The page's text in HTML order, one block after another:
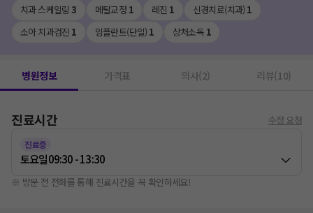
치과 스케일링 3 메탈교정 1 레진 1 신경치료(치과) 1
소아 치과검진 1 임플란트(단일) 1 상처소독 1
병원정보 가격표 의사(2) 리뷰(10)
진료시간 수정 요청
진료중
토요일09:30 - 13:30
※ 방문 전 전화를 통해 진료시간을 꼭 확인하세요!